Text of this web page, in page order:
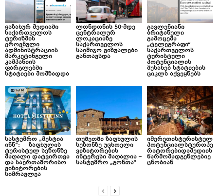
ყაზახურ მედიაში
საქართველოს
ტურიზმის
ეროვნული
ადმინისტრაციის
მარკეტინგული
კამპანიის
ფარგლებში
სტატიები მომზადდა
ლონდონის 50-მდე
ცენტრალურ
ლოკაციაზე
საქართველოს
საიმიჯო ვიზუალები
განთავსდა
გავლენიანი
ბრიტანული
გამოცემა
„ტელეგრაფი“
საქართველოს
ტურისტული
პოტენციალის
შესახებ სტატიების
ციკლს აქვეყნებს
სასტუმრო „მესტია
ინნ“: ზაფხულის
ტურისტულ სეზონზე
მაღალი დატვირთვა
და საერთაშორისო
ვიზიტორების
სიმრავლეა
თუშეთში ზაფხულის
სეზონზე უცხოელი
ვიზიტორების
ინტერესი მაღალია –
სასტუმრო „გონთა“
იმერეთისტურისტულ
პოტენციალსტუროპე
რატორებიდამედიის
წარმომადგენლებიე
ცნობიან